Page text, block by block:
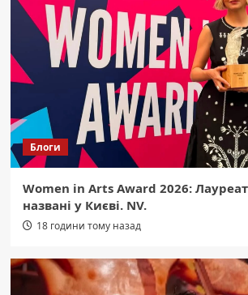
областю, вигідні
умови.
Область
Марганець без води:
жорсткі висновки після
відсутності води.
Область
Герой із Кам’янського:
Новогурський віддав
на Дніпропетровщині
Пожежа в Кривому Розі:
знищив гараж, авто та
споруду на 85 кв. метрів.
Блоги
Women in Arts Award 2026:
названі у Києві. NV.
18 години тому назад